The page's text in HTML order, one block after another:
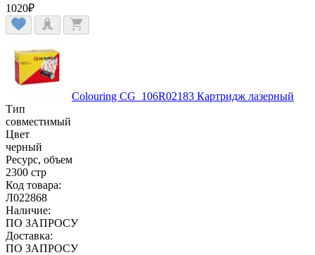
1020₽
Colouring CG_106R02183 Картридж лазерный
Тип
совместимый
Цвет
черный
Ресурс, объем
2300 стр
Код товара:
Л022868
Наличие:
ПО ЗАПРОСУ
Доставка:
ПО ЗАПРОСУ